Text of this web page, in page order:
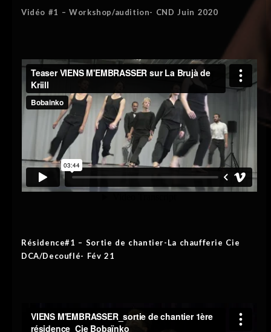
Vidéo #1 – Workshop/audition- CND Juin 2020
Résidence#1 – Sortie de chantier-La chaufferie Cie
DCA/Decouflé- Fév 21